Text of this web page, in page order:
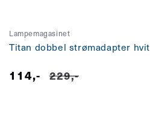
Lampemagasinet
Titan dobbel strømadapter hvit
Salgspris
114,-
Vanlig
229,-